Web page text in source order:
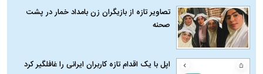
تصاویر تازه از بازیگران زن بامداد خمار در پشت
صحنه
اپل با یک اقدام تازه کاربران ایرانی را غافلگیر کرد